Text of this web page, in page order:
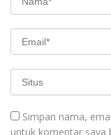
Simpan nama,
untuk komentar saya